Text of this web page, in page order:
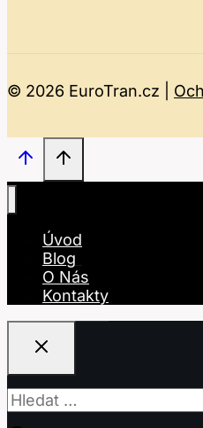
© 2026 EuroTran.cz |
Úvod
Blog
O Nás
Kontakty
Vyhledávání